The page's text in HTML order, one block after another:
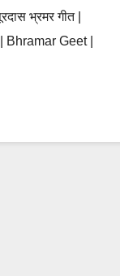
भ्रमर गीत |
| Bhramar Geet |